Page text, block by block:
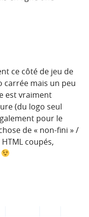
ce côté de jeu de
carrée mais un peu
est vraiment
(du logo seul
pour le
de « non-fini » /
coupés,